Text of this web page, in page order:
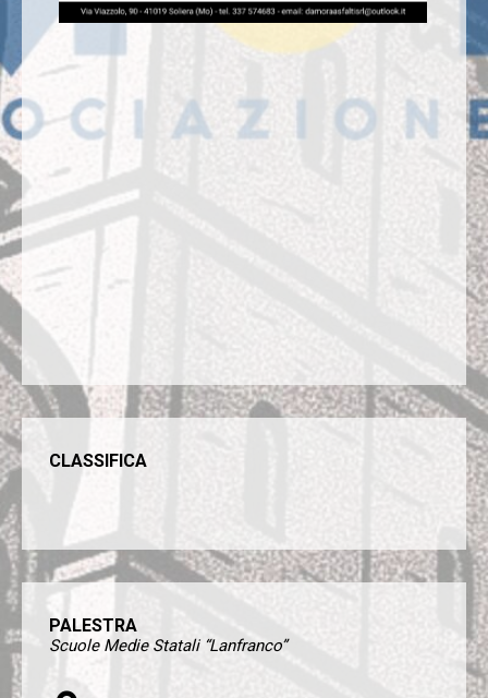
CLASSIFICA
PALESTRA
Scuole Medie Statali “Lanfranco”